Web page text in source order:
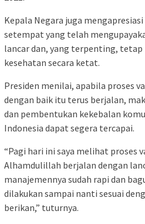
Kepala Negara juga
setempat yang telah
lancar dan, yang terpenting,
kesehatan secara ketat.
Presiden menilai, apabila proses
dengan baik itu terus berjalan,
dan pembentukan kekebalan
Indonesia dapat segera tercapai.
“Pagi hari ini saya melihat proses
Alhamdulillah berjalan dengan
manajemennya sudah rapi dan
dilakukan sampai nanti sesuai
berikan,” tuturnya.